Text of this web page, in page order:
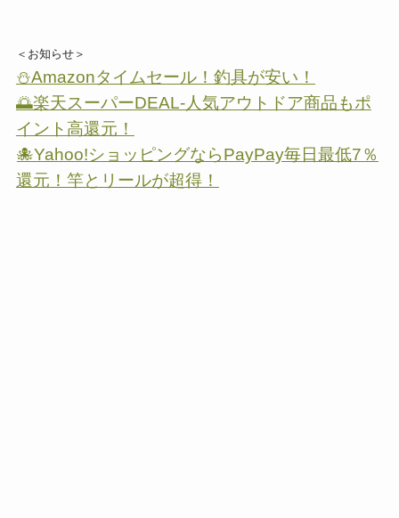
＜お知らせ＞
⛄Amazonタイムセール！釣具が安い！
🌅楽天スーパーDEAL-人気アウトドア商品もポ
イント高還元！
🐙Yahoo!ショッピングならPayPay毎日最低7％
還元！竿とリールが超得！